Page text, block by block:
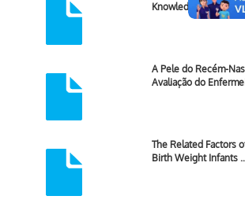
Knowledge of the
A Pele do Recém-
Avaliação do
The Related Factors
Birth Weight Infants